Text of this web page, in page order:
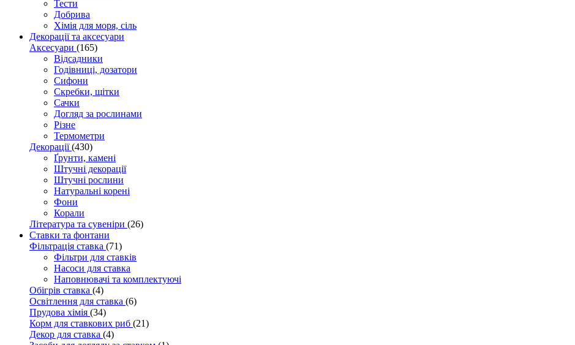
Тести
Добрива
Хімія для моря, сіль
Декорації та аксесуари
Аксесуари (165)
Відсадники
Годівниці, дозатори
Сифони
Скребки, щітки
Сачки
Догляд за рослинами
Різне
Термометри
Декорації(430)
Ґрунти, камені
Штучні декорації
Штучні рослини
Натуральні корені
Фони
Корали
Література та сувеніри (26)
Ставки та фонтани
Фільтрація ставка (71)
Фільтри для ставків
Насоси для ставка
Наповнювачі та комплектуючі
Обігрів ставка (4)
Освітлення для ставка (6)
Прудова хімія (34)
Корм для ставкових риб (21)
Декор для ставка (4)